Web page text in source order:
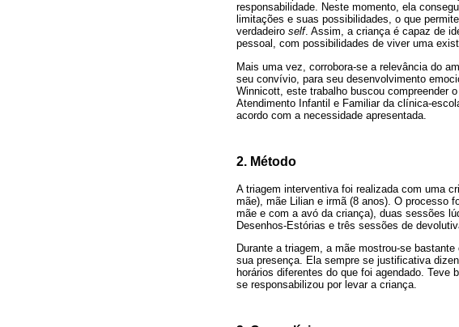
responsabilidade. Neste momento, ela
limitações e suas possibilidades, o que
verdadeiro self. Assim, a criança é capaz de
pessoal, com possibilidades de viver uma
Mais uma vez, corrobora-se a relevância do
seu convívio, para seu desenvolvimento
Winnicott, este trabalho buscou compreender
Atendimento Infantil e Familiar da clínica-
acordo com a necessidade apresentada.
2. Método
A triagem interventiva foi realizada com uma
mãe), mãe Lilian e irmã (8 anos). O processo
mãe e com a avó da criança), duas sessões
Desenhos-Estórias e três sessões de
Durante a triagem, a mãe mostrou-se
sua presença. Ela sempre se justificativa
horários diferentes do que foi agendado.
se responsabilizou por levar a criança.